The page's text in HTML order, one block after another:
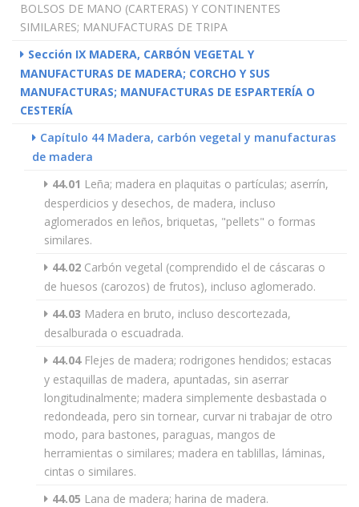
BOLSOS DE MANO (CARTERAS) Y CONTINENTES
SIMILARES; MANUFACTURAS DE TRIPA
Sección IX MADERA, CARBÓN VEGETAL Y
MANUFACTURAS DE MADERA; CORCHO Y SUS
MANUFACTURAS; MANUFACTURAS DE ESPARTERÍA O
CESTERÍA
Capítulo 44 Madera, carbón vegetal y manufacturas
de madera
44.01 Leña; madera en plaquitas o partículas; aserrín,
desperdicios y desechos, de madera, incluso
aglomerados en leños, briquetas, "pellets" o formas
similares.
44.02 Carbón vegetal (comprendido el de cáscaras o
de huesos (carozos) de frutos), incluso aglomerado.
44.03 Madera en bruto, incluso descortezada,
desalburada o escuadrada.
44.04Flejes de madera; rodrigones hendidos; estacas
y estaquillas de madera, apuntadas, sin aserrar
longitudinalmente; madera simplemente desbastada o
redondeada, pero sin tornear, curvar ni trabajar de otro
modo, para bastones, paraguas, mangos de
herramientas o similares; madera en tablillas, láminas,
cintas o similares.
44.05 Lana de madera; harina de madera.